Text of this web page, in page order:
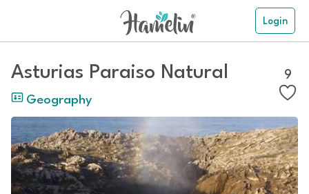
Login
Asturias Paraiso Natural
Geography
9